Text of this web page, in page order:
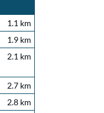
1.1 km
1.9 km
2.1 km
2.7 km
2.8 km